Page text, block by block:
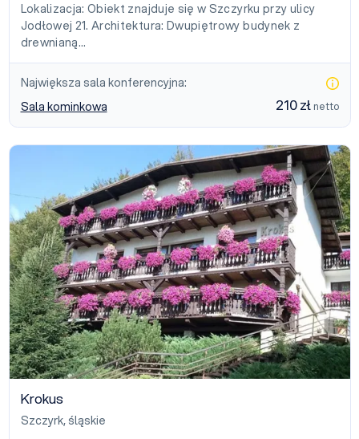
Lokalizacja: Obiekt znajduje się w Szczyrku przy ulicy
Jodłowej 21. Architektura: Dwupiętrowy budynek z
drewnianą…
Największa sala konferencyjna:
Sala kominkowa
210 zł netto
Krokus
Szczyrk, śląskie